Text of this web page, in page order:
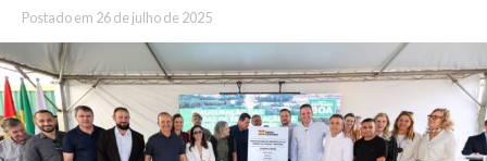
Postado em 26 de julho de 2025